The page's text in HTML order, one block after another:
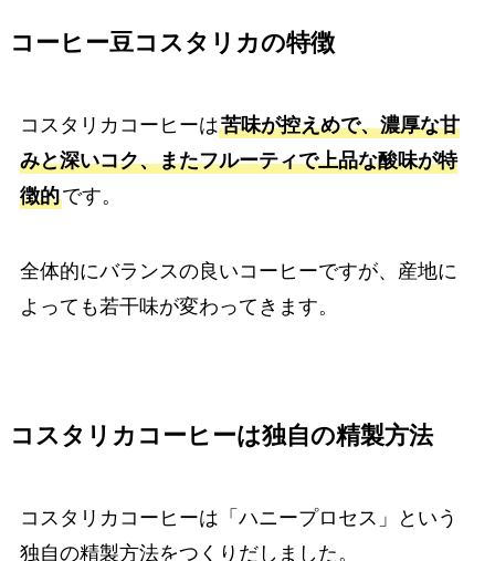
コーヒー豆コスタリカの特徴
コスタリカコーヒーは苦味が控えめで、濃厚な甘
みと深いコク、またフルーティで上品な酸味が特
徴的です。
全体的にバランスの良いコーヒーですが、産地に
よっても若干味が変わってきます。
コスタリカコーヒーは独自の精製方法
コスタリカコーヒーは「ハニープロセス」という
独自の精製方法をつくりだしました。